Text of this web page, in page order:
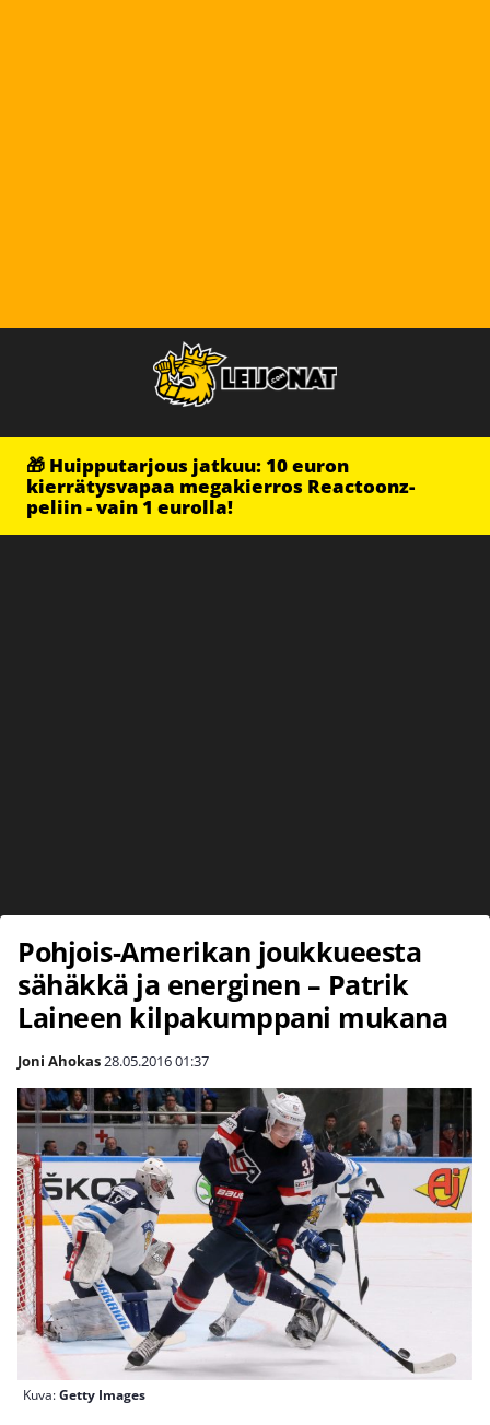
🎁 Huipputarjous jatkuu: 10 euron
kierrätysvapaa megakierros Reactoonz-
peliin - vain 1 eurolla!
Pohjois-Amerikan joukkueesta
sähäkkä ja energinen – Patrik
Laineen kilpakumppani mukana
Joni Ahokas28.05.201601:37
Kuva:Getty Images